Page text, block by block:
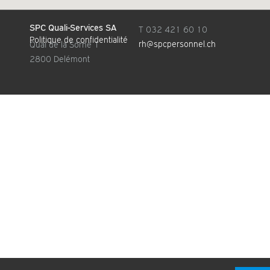
SPC Quali-Services SA
Quai de la Sorne 1
2800 Delémont
T 032 421 60 10
rh@spcpersonnel.ch
Politique de confidentialité